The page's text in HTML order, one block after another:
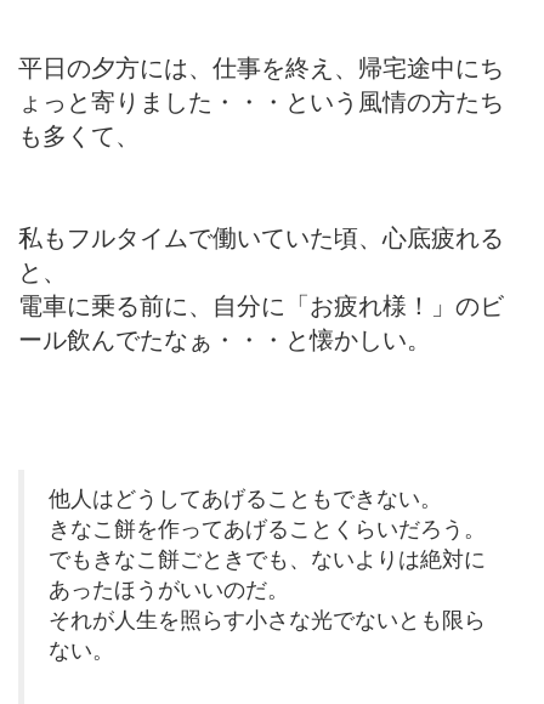
平日の夕方には、仕事を終え、帰宅途中にち
ょっと寄りました・・・という風情の方たち
も多くて、
私もフルタイムで働いていた頃、心底疲れる
と、
電車に乗る前に、自分に「お疲れ様！」のビ
ール飲んでたなぁ・・・と懐かしい。
他人はどうしてあげることもできない。
きなこ餅を作ってあげることくらいだろう。
でもきなこ餅ごときでも、ないよりは絶対に
あったほうがいいのだ。
それが人生を照らす小さな光でないとも限ら
ない。